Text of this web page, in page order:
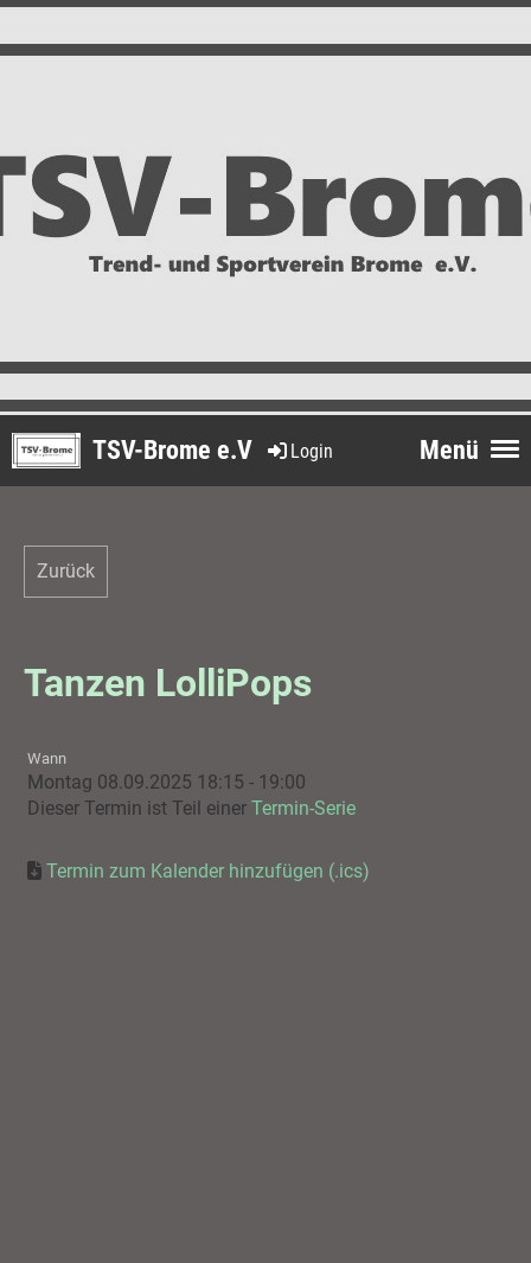
Menü
Login
TSV-Brome e.V
Zurück
Tanzen LolliPops
Wann
Montag 08.09.2025 18:15 - 19:00
Dieser Termin ist Teil einer Termin-Serie
Termin zum Kalender hinzufügen (.ics)